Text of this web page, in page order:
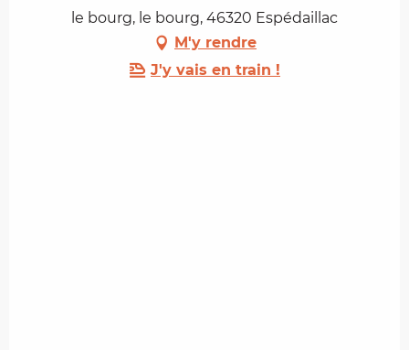
le bourg, le bourg, 46320 Espédaillac
M'y rendre
J'y vais en train !